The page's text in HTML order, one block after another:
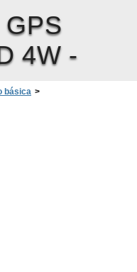
4W -
básica >